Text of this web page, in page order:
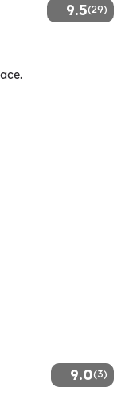
9.5(29)
9.0(3)